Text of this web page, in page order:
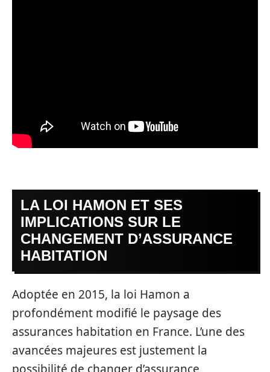
LA LOI HAMON ET SES
IMPLICATIONS SUR LE
CHANGEMENT D’ASSURANCE
HABITATION
Adoptée en 2015, la loi Hamon a
profondément modifié le paysage des
assurances habitation en France. L’une des
avancées majeures est justement la